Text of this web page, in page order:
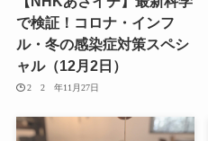
で検証！コロナ・インフ
ル・冬の感染症対策スペシ
ャル（12月2日）
2020年11月27日